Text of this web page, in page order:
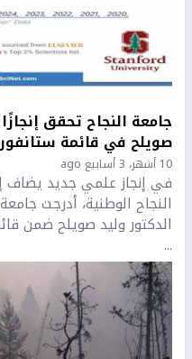
جامعة النجاح تحقق
صويلح في قائمة
10 أشهر، 3 أسابيع ago
في إنجاز علمي جديد
النجاح الوطنية، أدرجت
الدكتور وليد صويلح ضمن
...